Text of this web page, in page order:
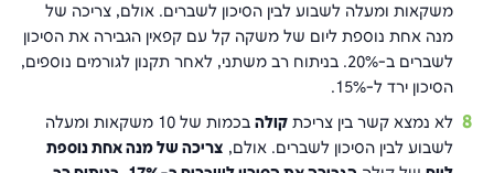
משקאות ומעלה לשבוע לבין הסיכון לשברים. אולם, צריכה של
מנה אחת נוספת ליום של משקה קל עם קפאין הגבירה את הסיכון
לשברים ב-20%. בניתוח רב משתני, לאחר תקנון לגורמים נוספים,
הסיכון ירד ל-15%.
לא נמצא קשר בין צריכת קולה
בכמות של 10 משקאות ומעלה
לשבוע לבין הסיכון לשברים. אולם, צריכה של מנה אחת נוספת